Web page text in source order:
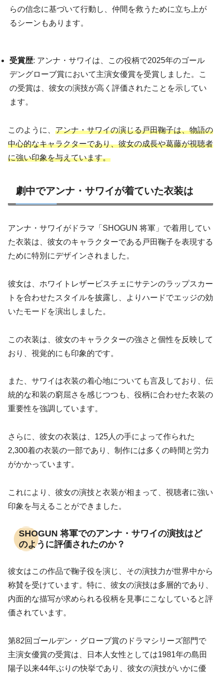
らの信念に基づいて行動し、仲間を救うために立ち上が
るシーンもあります。
受賞歴: アンナ・サワイは、この役柄で2025年のゴール
デングローブ賞において主演女優賞を受賞しました。こ
の受賞は、彼女の演技が高く評価されたことを示してい
ます。
このように、 アンナ・サワイの演じる戸田鞠子は、物語の
中心的なキャラクターであり、彼女の成長や葛藤が視聴者
に強い印象を与えています。
劇中でアンナ・サワイが着ていた衣装は
アンナ・サワイがドラマ「SHOGUN 将軍」で着用してい
た衣装は、彼女のキャラクターである戸田鞠子を表現する
ために特別にデザインされました。
彼女は、ホワイトレザービスチェにサテンのラップスカー
トを合わせたスタイルを披露し、よりハードでエッジの効
いたモードを演出しました。
この衣装は、彼女のキャラクターの強さと個性を反映して
おり、視覚的にも印象的です。
また、サワイは衣装の着心地についても言及しており、伝
統的な和装の窮屈さを感じつつも、役柄に合わせた衣装の
重要性を強調しています。
さらに、彼女の衣装は、125人の手によって作られた
2,300着の衣装の一部であり、制作には多くの時間と労力
がかかっています。
これにより、彼女の演技と衣装が相まって、視聴者に強い
印象を与えることができました。
SHOGUN 将軍でのアンナ・サワイの演技はど
のように評価されたのか？
彼女はこの作品で鞠子役を演じ、その演技力が世界中から
称賛を受けています。特に、彼女の演技は多層的であり、
内面的な描写が求められる役柄を見事にこなしていると評
価されています。
第82回ゴールデン・グローブ賞のドラマシリーズ部門で
主演女優賞の受賞は、日本人女性としては1981年の島田
陽子以来44年ぶりの快挙であり、彼女の演技がいかに優